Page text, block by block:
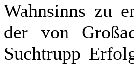
Wahnsinns zu
der von
Suchtrupp